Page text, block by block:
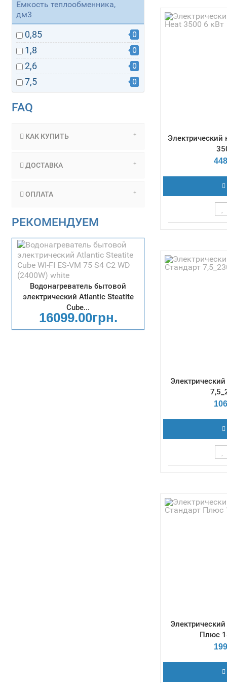
Емкость теплообменника,
дм3
0,85 0
1,8 0
2,6 0
7,5 0
FAQ
КАК КУПИТЬ
ДОСТАВКА
ОПЛАТА
РЕКОМЕНДУЕМ
Водонагреватель бытовой
электрический Atlantic Steatite
Cube...
16099.00грн.
300х416х712 /
max - 3 Бар /
мощности
Электрический
273х330х712 /
max - 3 Бар /
мощности
Емкость
Количество
Плюс